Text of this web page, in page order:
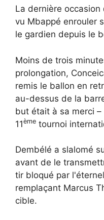
La dernière
vu Mbappé enrouler
le gardien depuis le
Moins de trois
prolongation,
remis le ballon en
au-dessus de la
but était à sa merci
11ème tournoi
Dembélé a slalomé
avant de le
tir bloqué par
remplaçant Marcus
cible.